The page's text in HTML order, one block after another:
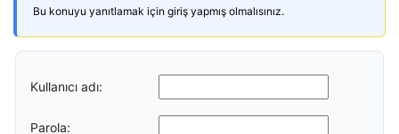
Bu konuyu yanıtlamak için giriş yapmış olmalısınız.
Kullanıcı adı:
Parola: